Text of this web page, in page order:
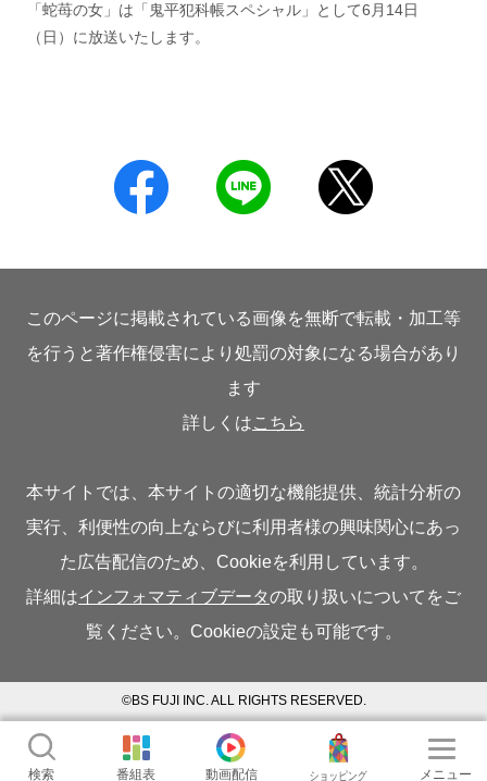
「蛇苺の女」は「鬼平犯科帳スペシャル」として6月14日
（日）に放送いたします。
このページに掲載されている画像を無断で転載・加工等
を行うと著作権侵害により処罰の対象になる場合があり
ます
詳しくはこちら
本サイトでは、本サイトの適切な機能提供、統計分析の
実行、利便性の向上ならびに利用者様の興味関心にあっ
た広告配信のため、Cookieを利用しています。
詳細はインフォマティブデータの取り扱いについてをご
覧ください。Cookieの設定も可能です。
検索 番組表 動画配信 ショッピング メニュー
©BS FUJI INC. ALL RIGHTS RESERVED.